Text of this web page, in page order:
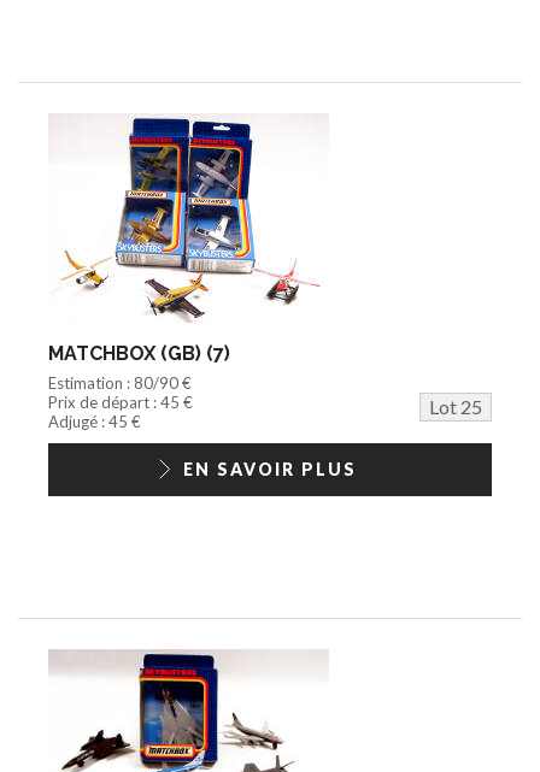
MATCHBOX (GB) (7)
Estimation : 80/90 €
Prix de départ : 45 €
Lot 25
Adjugé : 45 €
EN SAVOIR PLUS